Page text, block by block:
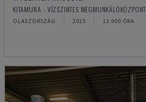
KITAMURA - VÍZSZINTES MEGMUNKÁLÓKÖZPONT
OLASZORSZÁG 2015 13.900 ÓRA